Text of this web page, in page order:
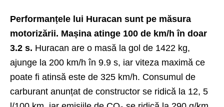
Performanțele lui Huracan sunt pe măsura
motorizării. Mașina atinge 100 de km/h în doar
3.2 s. Huracan are o masă la gol de 1422 kg,
ajunge la 200 km/h în 9.9 s, iar viteza maximă ce
poate fi atinsă este de 325 km/h. Consumul de
carburant anunțat de constructor se ridică la 12, 5